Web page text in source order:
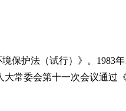
护法（试行）》。1983
常委会第十一次会议通过